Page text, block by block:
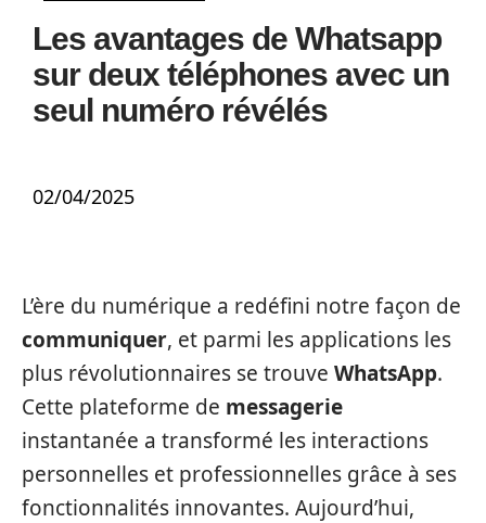
Les avantages de Whatsapp
sur deux téléphones avec un
seul numéro révélés
02/04/2025
L’ère du numérique a redéfini notre façon de
communiquer, et parmi les applications les
plus révolutionnaires se trouve WhatsApp.
Cette plateforme de messagerie
instantanée a transformé les interactions
personnelles et professionnelles grâce à ses
fonctionnalités innovantes. Aujourd’hui,